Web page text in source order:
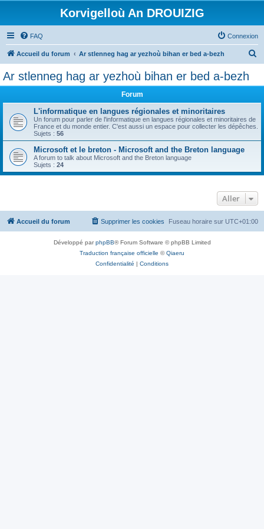
Korvigelloù An DROUIZIG
FAQ Connexion
Accueil du forum Ar stlenneg hag ar yezhoù bihan er bed a-bezh
Ar stlenneg hag ar yezhoù bihan er bed a-bezh
Forum
L'informatique en langues régionales et minoritaires
Un forum pour parler de l'informatique en langues régionales et minoritaires de
France et du monde entier. C'est aussi un espace pour collecter les dépêches.
Sujets : 56
Microsoft et le breton - Microsoft and the Breton language
A forum to talk about Microsoft and the Breton language
Sujets : 24
Aller
Accueil du forum Fuseau horaire sur UTC+01:00
Supprimer les cookies
Développé parphpBB® Forum Software © phpBB Limited
Traduction française officielle ©Qiaeru
Confidentialité | Conditions